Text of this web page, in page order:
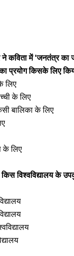
कविता में ‘जनतंत्र का
का प्रयोग किसके लिए
लिए
के लिए
बालिका के लिए
के लिए
विश्वविद्यालय के